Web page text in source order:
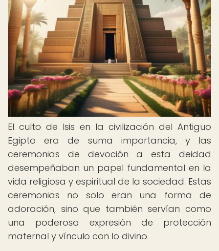
El culto de Isis en la civilización del Antiguo
Egipto era de suma importancia, y las
ceremonias de devoción a esta deidad
desempeñaban un papel fundamental en la
vida religiosa y espiritual de la sociedad. Estas
ceremonias no solo eran una forma de
adoración, sino que también servían como
una poderosa expresión de protección
maternal y vínculo con lo divino.